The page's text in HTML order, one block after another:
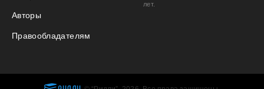
Авторы
Правообладателям
лет.